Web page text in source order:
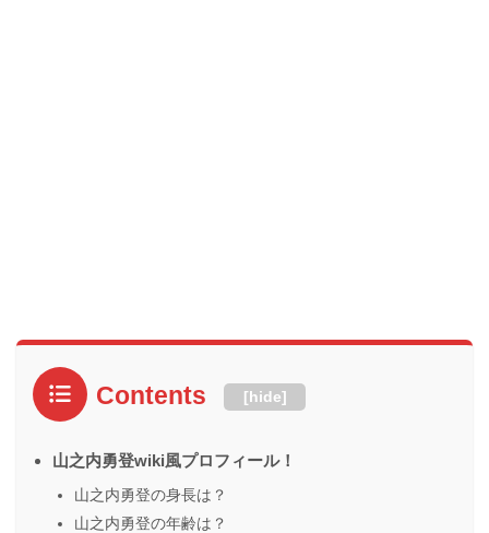
Contents [hide]
山之内勇登wiki風プロフィール！
山之内勇登の身長は？
山之内勇登の年齢は？